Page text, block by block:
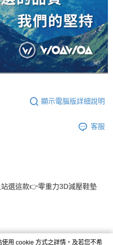
顯示電腦版詳細說明
客服
選這款👉️零重力3D減壓鞋墊
用 cookie 方式之詳情，及若您不希